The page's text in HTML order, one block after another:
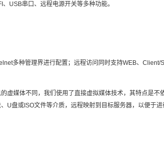
USB串口、远程电源开关等多种功能。
多种管理界进行配置；远程访问同时支持WEB、
虚媒体不同，我们使用了直接虚拟媒体技术，其特点是不
U盘或ISO文件等介质，远程映射到目标服务器，以便于